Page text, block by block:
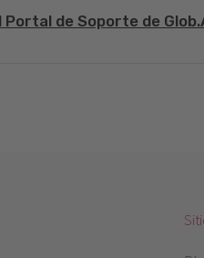
de Soporte de